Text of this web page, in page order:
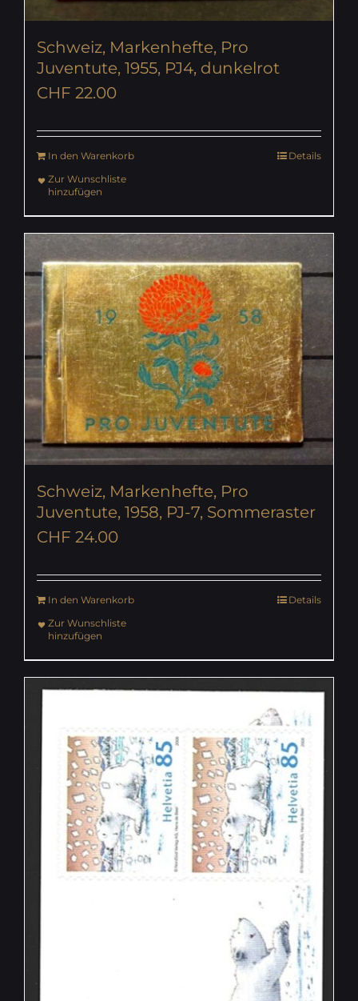
Schweiz, Markenhefte, Pro
Juventute, 1955, PJ4, dunkelrot
CHF 22.00
In den Warenkorb
Details
Zur Wunschliste
hinzufügen
Schweiz, Markenhefte, Pro
Juventute, 1958, PJ-7, Sommeraster
CHF 24.00
In den Warenkorb
Details
Zur Wunschliste
hinzufügen